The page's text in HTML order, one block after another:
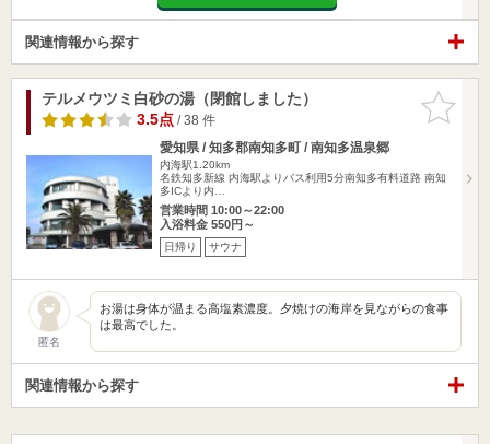
関連情報から探す
お気に入
りに追加
テルメウツミ白砂の湯（閉館しました）
3.5点/ 38 件
愛知県 / 知多郡南知多町 / 南知多温泉郷
内海駅1.20km
名鉄知多新線 内海駅よりバス利用5分南知多有料道路 南知
多ICより内…
営業時間 10:00～22:00
入浴料金 550円～
日帰り サウナ
匿名
お湯は身体が温まる高塩素濃度。夕焼けの海岸を見ながらの食事
は最高でした。
関連情報から探す